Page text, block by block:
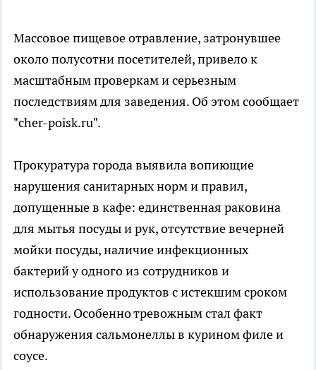
Массовое пищевое отравление, затронувшее
около полусотни посетителей, привело к
масштабным проверкам и серьезным
последствиям для заведения. Об этом сообщает
"cher-poisk.ru".
Прокуратура города выявила вопиющие
нарушения санитарных норм и правил,
допущенные в кафе: единственная раковина
для мытья посуды и рук, отсутствие вечерней
мойки посуды, наличие инфекционных
бактерий у одного из сотрудников и
использование продуктов с истекшим сроком
годности. Особенно тревожным стал факт
обнаружения сальмонеллы в курином филе и
соусе.